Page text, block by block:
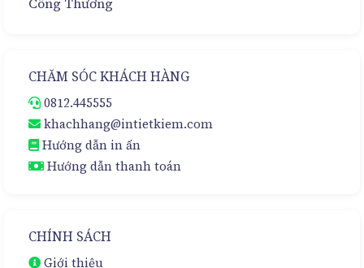
CHĂM SÓC KHÁCH HÀNG
0812.445555
khachhang@intietkiem.com
Hướng dẫn in ấn
Hướng dẫn thanh toán
CHÍNH SÁCH
Giới thiệu